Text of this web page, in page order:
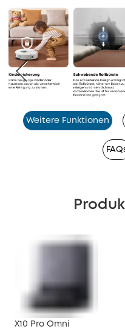
Weitere Funktionen
X10 Pro Omni